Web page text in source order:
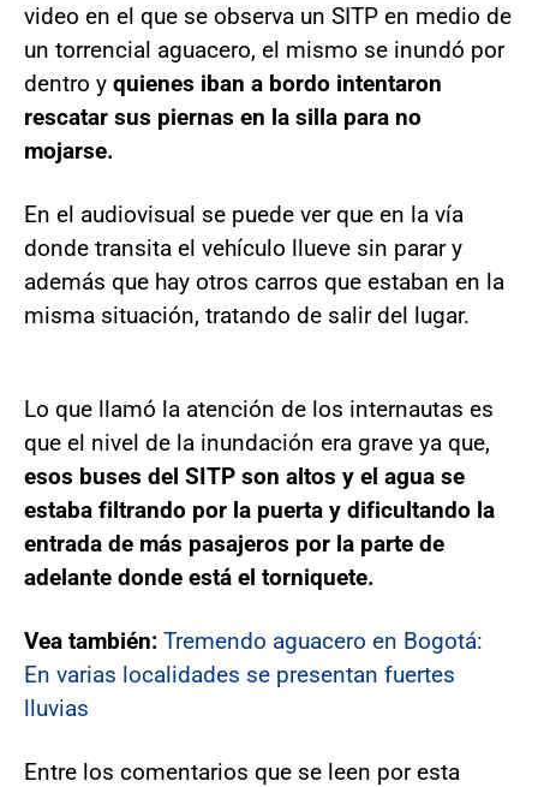
video en el que se observa un SITP en medio de
un torrencial aguacero, el mismo se inundó por
dentro y quienes iban a bordo intentaron
rescatar sus piernas en la silla para no
mojarse.
En el audiovisual se puede ver que en la vía
donde transita el vehículo llueve sin parar y
además que hay otros carros que estaban en la
misma situación, tratando de salir del lugar.
Lo que llamó la atención de los internautas es
que el nivel de la inundación era grave ya que,
esos buses del SITP son altos y el agua se
estaba filtrando por la puerta y dificultando la
entrada de más pasajeros por la parte de
adelante donde está el torniquete.
Vea también: Tremendo aguacero en Bogotá:
En varias localidades se presentan fuertes
lluvias
Entre los comentarios que se leen por esta